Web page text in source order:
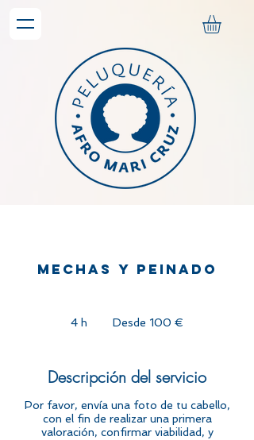
Mechas y peinado
4 h
eurosDesde 100 €
Descripción del servicio
Por favor, envía una foto de tu cabello,
con el fin de realizar una primera
valoración, confirmar viabilidad, y